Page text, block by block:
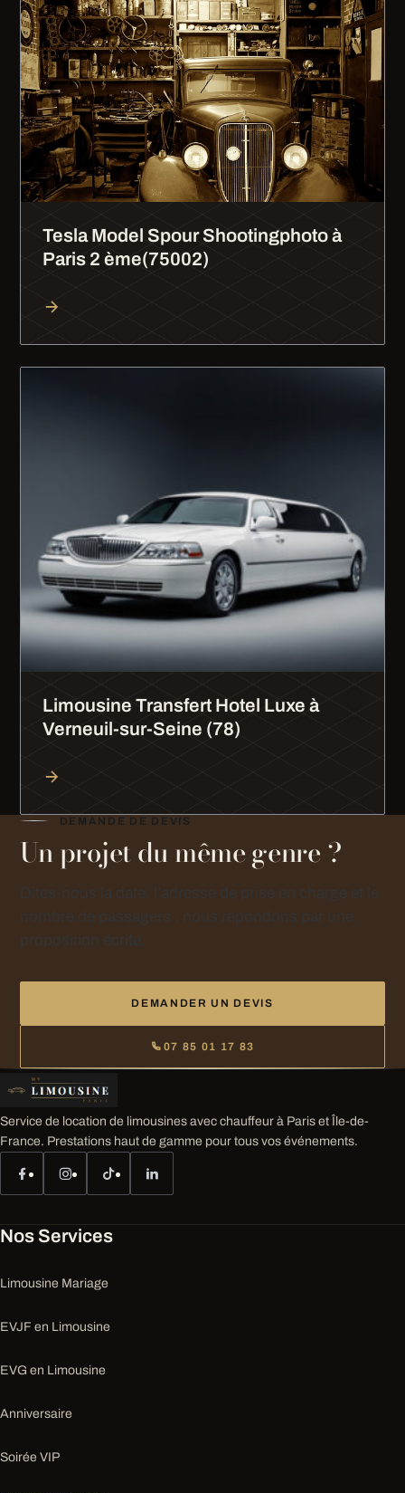
Tesla Model Spour Shootingphoto à
Paris 2 ème(75002)
Limousine Transfert Hotel Luxe à
Verneuil-sur-Seine (78)
DEMANDE DE DEVIS
Un projet du même genre ?
DEMANDER UN DEVIS
07 85 01 17 83
Service de location de limousines avec chauffeur à Paris et Île-de-
France. Prestations haut de gamme pour tous vos événements.
Nos Services
Limousine Mariage
EVJF en Limousine
EVG en Limousine
Anniversaire
Soirée VIP